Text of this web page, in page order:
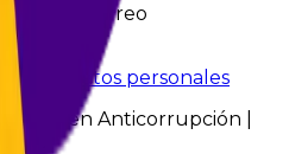
al correo
de datos personales
en Anticorrupción |